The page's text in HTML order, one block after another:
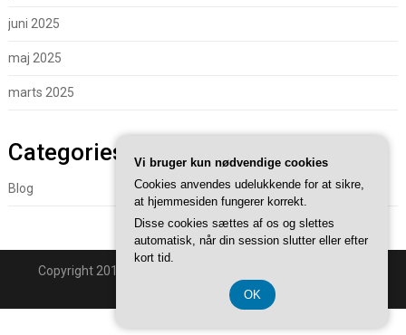
juni 2025
maj 2025
marts 2025
Categories
Blog
Copyright 2018 - Powered By
Back to Top ↑
Vi bruger kun nødvendige cookies
Cookies anvendes udelukkende for at sikre,
at hjemmesiden fungerer korrekt.
Disse cookies sættes af os og slettes
automatisk, når din session slutter eller efter
kort tid.
OK